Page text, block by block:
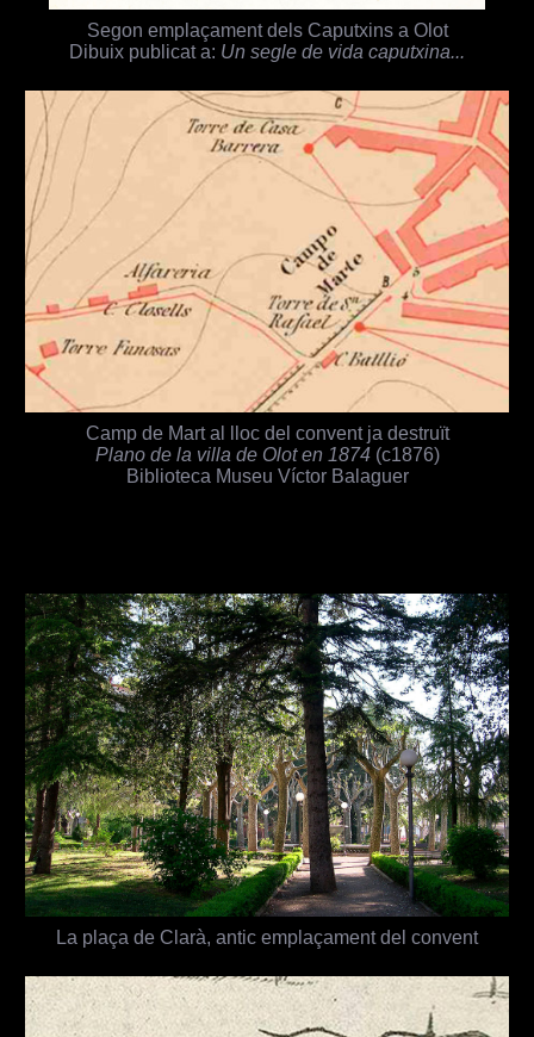
Segon emplaçament dels Caputxins a Olot
Dibuix publicat a: Un segle de vida caputxina...
Camp de Mart al lloc del convent ja destruït
Plano de la villa de Olot en 1874(c1876)
Biblioteca Museu Víctor Balaguer
La plaça de Clarà, antic emplaçament del convent